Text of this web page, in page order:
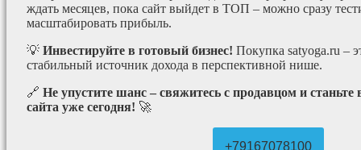
ждать месяцев, пока сайт выйдет в ТОП – можно сразу
масштабировать прибыль.
💡 Инвестируйте в готовый бизнес! Покупка satyoga.ru –
стабильный источник дохода в перспективной нише.
🔗 Не упустите шанс – свяжитесь с продавцом и
сайта уже сегодня! 🚀
+79167078100